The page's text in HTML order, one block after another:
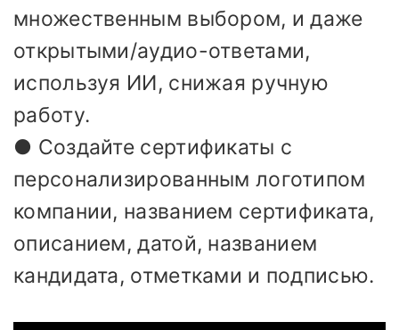
множественным выбором, и даже
открытыми/аудио-ответами,
используя ИИ, снижая ручную
работу.
● Создайте сертификаты с
персонализированным логотипом
компании, названием сертификата,
описанием, датой, названием
кандидата, отметками и подписью.